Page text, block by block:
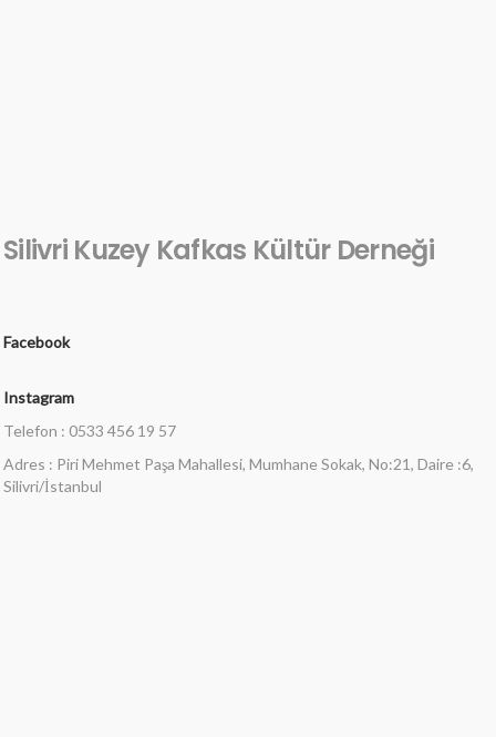
Silivri Kuzey Kafkas Kültür Derneği
Facebook
Instagram
Telefon : 0533 456 19 57
Adres : Piri Mehmet Paşa Mahallesi, Mumhane Sokak, No:21, Daire :6,
Silivri/İstanbul